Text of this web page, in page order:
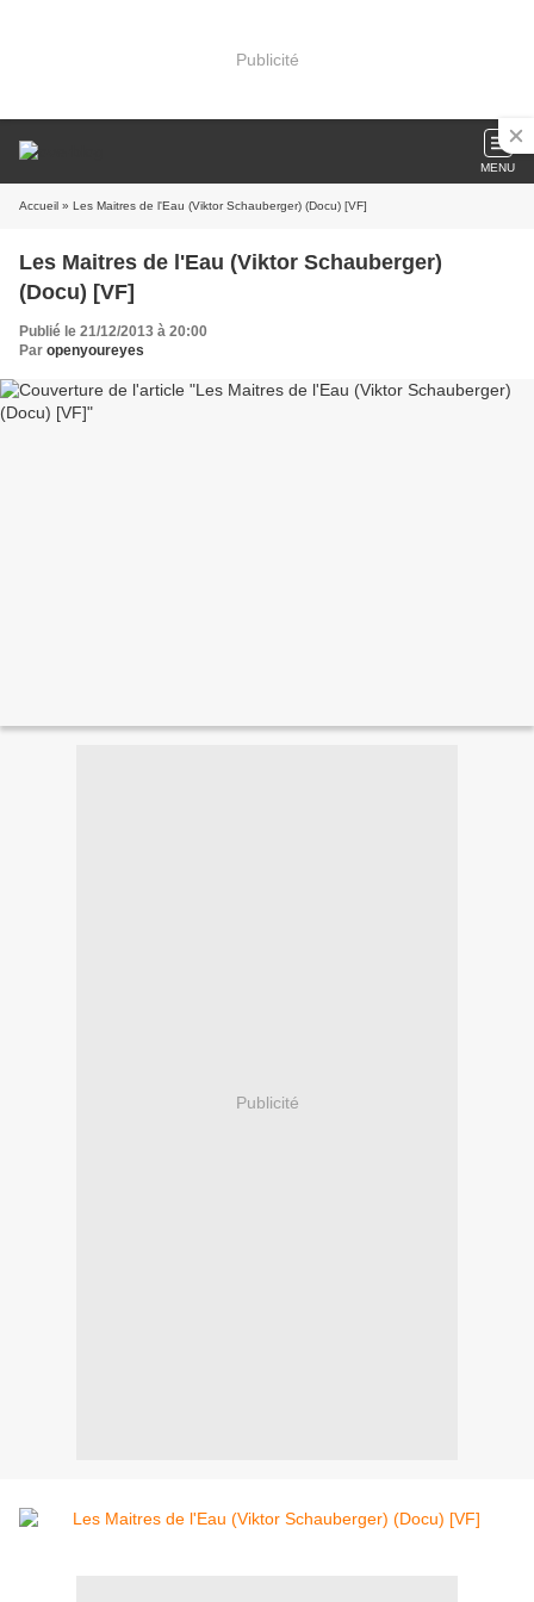
Publicité
MENU
Accueil » Les Maitres de l'Eau (Viktor Schauberger) (Docu) [VF]
Les Maitres de l'Eau (Viktor Schauberger)
(Docu) [VF]
Publié le 21/12/2013 à 20:00
Par openyoureyes
Publicité